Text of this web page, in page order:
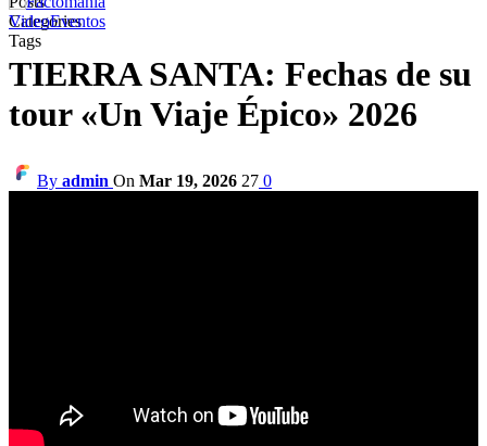
Categories
Tags
VideoEventos
TIERRA SANTA: Fechas de su
tour «Un Viaje Épico» 2026
By admin On Mar 19, 2026 27 0